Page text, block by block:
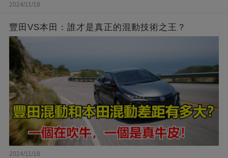
2024/11/18
豐田VS本田：誰才是真正的混動技術之王？
2024/11/18